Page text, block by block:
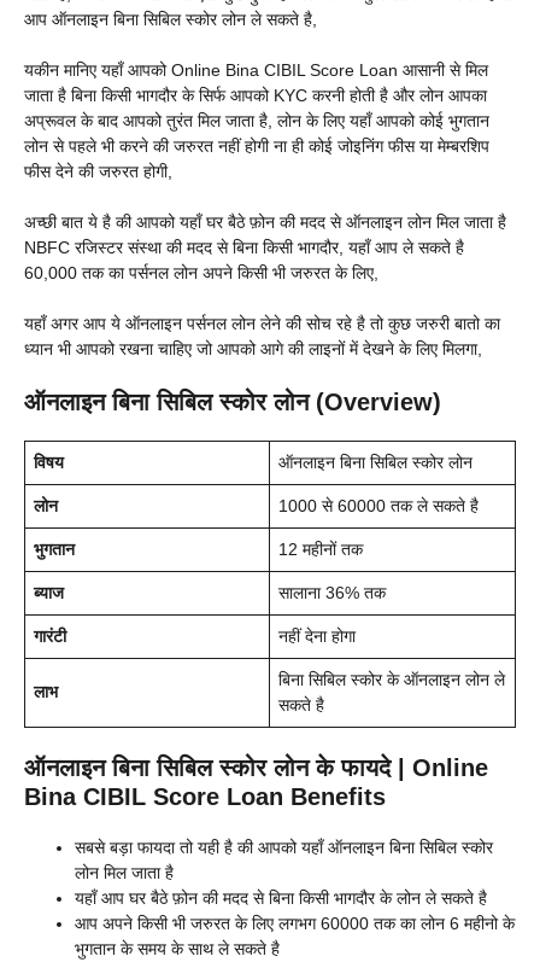
आप ऑनलाइन बिना सिबिल स्कोर लोन ले सकते है,
यकीन मानिए यहाँ आपको Online Bina CIBIL Score Loan आसानी से मिल
जाता है बिना किसी भागदौर के सिर्फ आपको KYC करनी होती है और लोन आपका
अप्रूवल के बाद आपको तुरंत मिल जाता है, लोन के लिए यहाँ आपको कोई भुगतान
लोन से पहले भी करने की जरुरत नहीं होगी ना ही कोई जोइनिंग फीस या मेम्बरशिप
फीस देने की जरुरत होगी,
अच्छी बात ये है की आपको यहाँ घर बैठे फ़ोन की मदद से ऑनलाइन लोन मिल जाता है
NBFC रजिस्टर संस्था की मदद से बिना किसी भागदौर, यहाँ आप ले सकते है
60,000 तक का पर्सनल लोन अपने किसी भी जरुरत के लिए,
यहाँ अगर आप ये ऑनलाइन पर्सनल लोन लेने की सोच रहे है तो कुछ जरुरी बातो का
ध्यान भी आपको रखना चाहिए जो आपको आगे की लाइनों में देखने के लिए मिलगा,
ऑनलाइन बिना सिबिल स्कोर लोन (Overview)
विषय ऑनलाइन बिना सिबिल स्कोर लोन
लोन 1000 से 60000 तक ले सकते है
भुगतान 12 महीनों तक
ब्याज सालाना 36% तक
गारंटी नहीं देना होगा
लाभ
बिना सिबिल स्कोर के ऑनलाइन लोन ले
सकते है
ऑनलाइन बिना सिबिल स्कोर लोन के फायदे | Online
Bina CIBIL Score Loan Benefits
सबसे बड़ा फायदा तो यही है की आपको यहाँ ऑनलाइन बिना सिबिल स्कोर
लोन मिल जाता है
यहाँ आप घर बैठे फ़ोन की मदद से बिना किसी भागदौर के लोन ले सकते है
आप अपने किसी भी जरुरत के लिए लगभग 60000 तक का लोन 6 महीनो के
भुगतान के समय के साथ ले सकते है